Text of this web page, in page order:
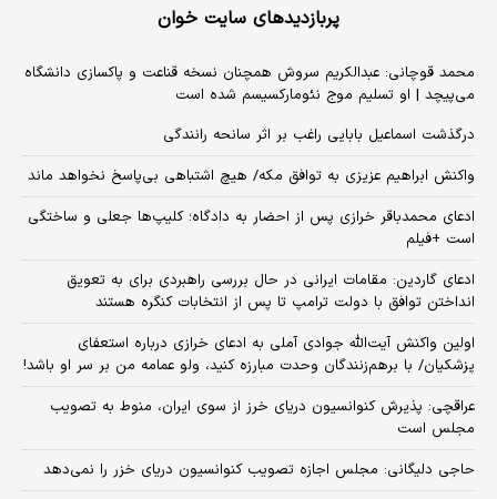
پربازدیدهای سایت خوان
محمد قوچانی: عبدالکریم سروش همچنان نسخه قناعت و پاکسازی دانشگاه
می‌پیچد | او تسلیم موج نئومارکسیسم شده است
درگذشت اسماعیل بابایی راغب بر اثر سانحه رانندگی
واکنش ابراهیم عزیزی به توافق مکه/ هیچ اشتباهی بی‌پاسخ نخواهد ماند
ادعای محمدباقر خرازی پس از احضار به دادگاه؛ کلیپ‌ها جعلی و ساختگی
است +فیلم
ادعای گاردین: مقامات ایرانی در حال بررسی راهبردی برای به تعویق
انداختن توافق با دولت ترامپ تا پس از انتخابات کنگره هستند
اولین واکنش آیت‌الله جوادی آملی به ادعای خرازی درباره استعفای
پزشکیان/ با برهم‌زنندگان وحدت مبارزه کنید، ولو عمامه من بر سر او باشد!
عراقچی: پذیرش کنوانسیون دریای خرز از سوی ایران، منوط به تصویب
مجلس است
حاجی دلیگانی: مجلس اجازه تصویب کنوانسیون دریای خزر را نمی‌دهد